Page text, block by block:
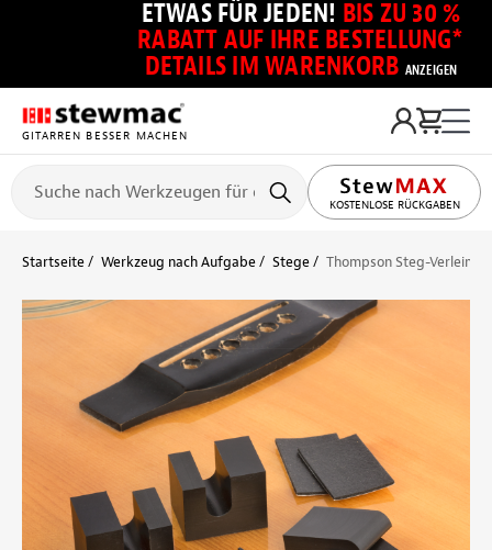
ETWAS FÜR JEDEN! BIS ZU 30 %
RABATT AUF IHRE BESTELLUNG*
DETAILS IM WARENKORB ANZEIGEN
GITARREN BESSER MACHEN
KOSTENLOSE RÜCKGABEN
Startseite Werkzeug nach Aufgabe Stege Thompson Steg-